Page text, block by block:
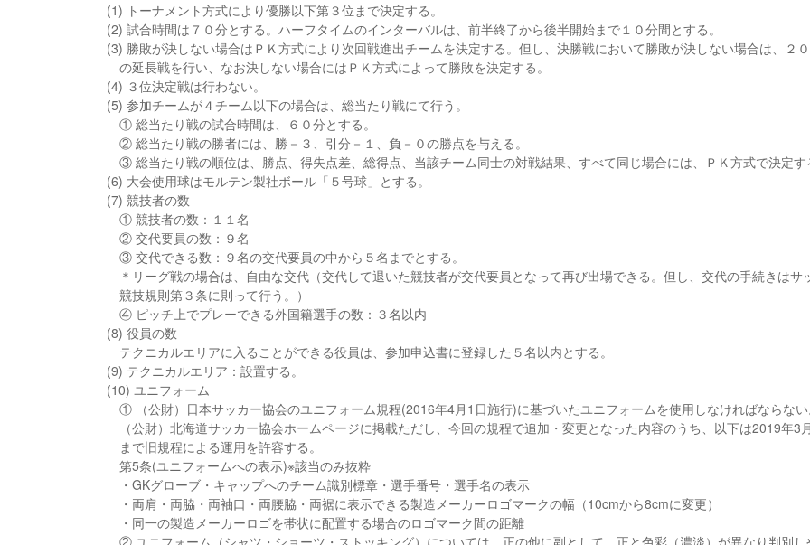
(1) トーナメント方式により優勝以下第３位まで決定する。
(2) 試合時間は７０分とする。ハーフタイムのインターバルは、前半終了から後半開始まで１０分間とする。
(3) 勝敗が決しない場合はＰＫ方式により次回戦進出チームを決定する。但し、決勝戦において勝敗が決しない場合は、２
の延長戦を行い、なお決しない場合にはＰＫ方式によって勝敗を決定する。
(4) ３位決定戦は行わない。
(5) 参加チームが４チーム以下の場合は、総当たり戦にて行う。
① 総当たり戦の試合時間は、６０分とする。
② 総当たり戦の勝者には、勝－３、引分－１、負－０の勝点を与える。
③ 総当たり戦の順位は、勝点、得失点差、総得点、当該チーム同士の対戦結果、すべて同じ場合には、ＰＫ方式で決定す
(6) 大会使用球はモルテン製社ボール「５号球」とする。
(7) 競技者の数
① 競技者の数：１１名
② 交代要員の数：９名
③ 交代できる数：９名の交代要員の中から５名までとする。
＊リーグ戦の場合は、自由な交代（交代して退いた競技者が交代要員となって再び出場できる。但し、交代の手続きはサ
競技規則第３条に則って行う。）
④ ピッチ上でプレーできる外国籍選手の数：３名以内
(8) 役員の数
テクニカルエリアに入ることができる役員は、参加申込書に登録した５名以内とする。
(9) テクニカルエリア：設置する。
(10) ユニフォーム
① （公財）日本サッカー協会のユニフォーム規程(2016年4月1日施行)に基づいたユニフォームを使用しなければならない
（公財）北海道サッカー協会ホームページに掲載ただし、今回の規程で追加・変更となった内容のうち、以下は2019年3
まで旧規程による運用を許容する。
第5条(ユニフォームへの表示)※該当のみ抜粋
・GKグローブ・キャップへのチーム識別標章・選手番号・選手名の表示
・両肩・両脇・両袖口・両腰脇・両裾に表示できる製造メーカーロゴマークの幅（10cmから8cmに変更）
・同一の製造メーカーロゴを帯状に配置する場合のロゴマーク間の距離
② ユニフォーム（シャツ・ショーツ・ストッキング）については、正の他に副として、正と色彩（濃淡）が異なり判別し